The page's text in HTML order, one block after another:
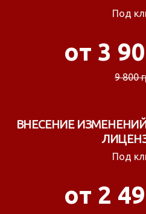
Под
от 3
9 800
ВНЕСЕНИЕ
Под
от 2